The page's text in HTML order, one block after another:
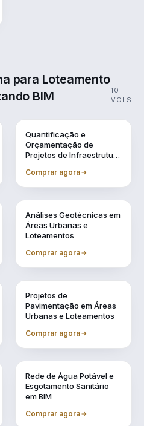
para Loteamento
BIM
10
VOLS
Quantificação e
Orçamentação de
Projetos de Infraestrutura
Comprar agora
Vol. 3
Análises Geotécnicas em
Áreas Urbanas e
Loteamentos
Comprar agora
Projetos de
Pavimentação em Áreas
Urbanas e Loteamentos
Comprar agora
Rede de Água Potável e
Esgotamento Sanitário
em BIM
Comprar agora